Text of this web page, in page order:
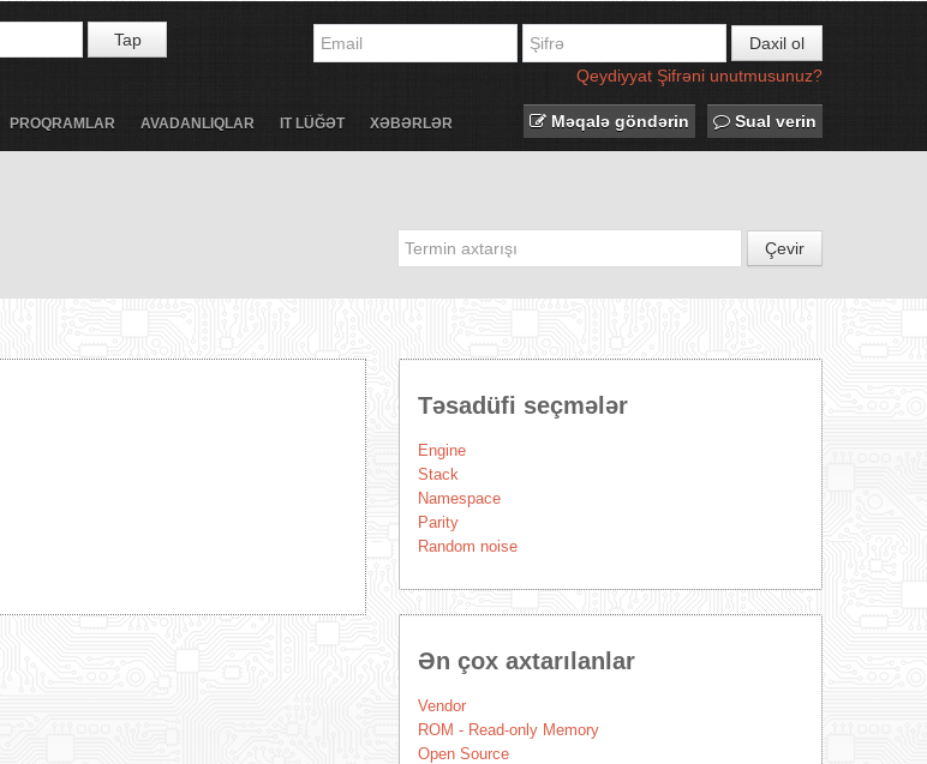
Tap
Daxil ol
Qeydiyyat Şifrəni unutmusunuz?
PROQRAMLAR AVADANLIQLAR IT LÜĞƏT XƏBƏRLƏR Məqalə göndərin Sual verin
Çevir
Təsadüfi seçmələr
Engine
Stack
Namespace
Parity
Random noise
Ən çox axtarılanlar
Vendor
ROM - Read-only Memory
Open Source